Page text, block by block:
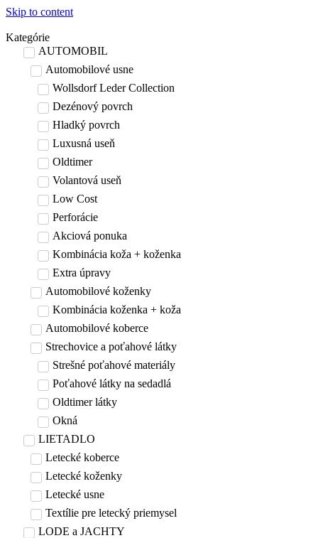
Skip to content
Kategórie
AUTOMOBIL
Automobilové usne
Wollsdorf Leder Collection
Dezénový povrch
Hladký povrch
Luxusná useň
Oldtimer
Volantová useň
Low Cost
Perforácie
Akciová ponuka
Kombinácia koža + koženka
Extra úpravy
Automobilové koženky
Kombinácia koženka + koža
Automobilové koberce
Strechovice a poťahové látky
Strešné poťahové materiály
Poťahové látky na sedadlá
Oldtimer látky
Okná
LIETADLO
Letecké koberce
Letecké koženky
Letecké usne
Textílie pre letecký priemysel
LODE a JACHTY